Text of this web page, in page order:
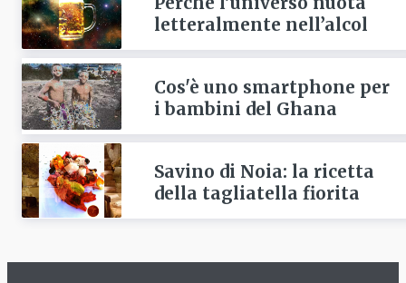
letteralmente nell’alcol
Cos'è uno smartphone per
i bambini del Ghana
Savino di Noia: la ricetta
della tagliatella fiorita